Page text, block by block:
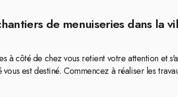
de menuiseries dans la
à côté de chez vous retient votre attention et
est destiné. Commencez à réaliser les